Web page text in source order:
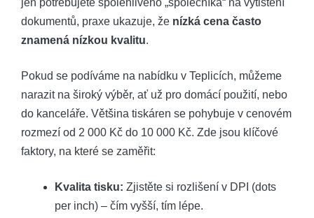
jen potřebujete spolehlivého „společníka“ na vytištění
dokumentů, praxe ukazuje, že nízká cena často
znamená nízkou kvalitu.
Pokud se podíváme na nabídku v Teplicích, můžeme
narazit na široký výběr, ať už pro domácí použití, nebo
do kanceláře. Většina tiskáren se pohybuje v cenovém
rozmezí od 2 000 Kč do 10 000 Kč. Zde jsou klíčové
faktory, na které se zaměřit:
Kvalita tisku: Zjistěte si rozlišení v DPI (dots
per inch) – čím vyšší, tím lépe.